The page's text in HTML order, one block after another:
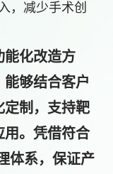
，减少手术创
能化改造方
够结合客户
定制，支持靶
用。凭借符合
体系，保证产